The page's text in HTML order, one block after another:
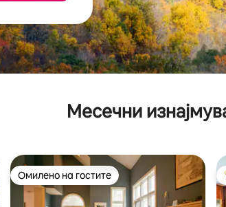
Месечни
Омилено на гостите
Омилено на гостите